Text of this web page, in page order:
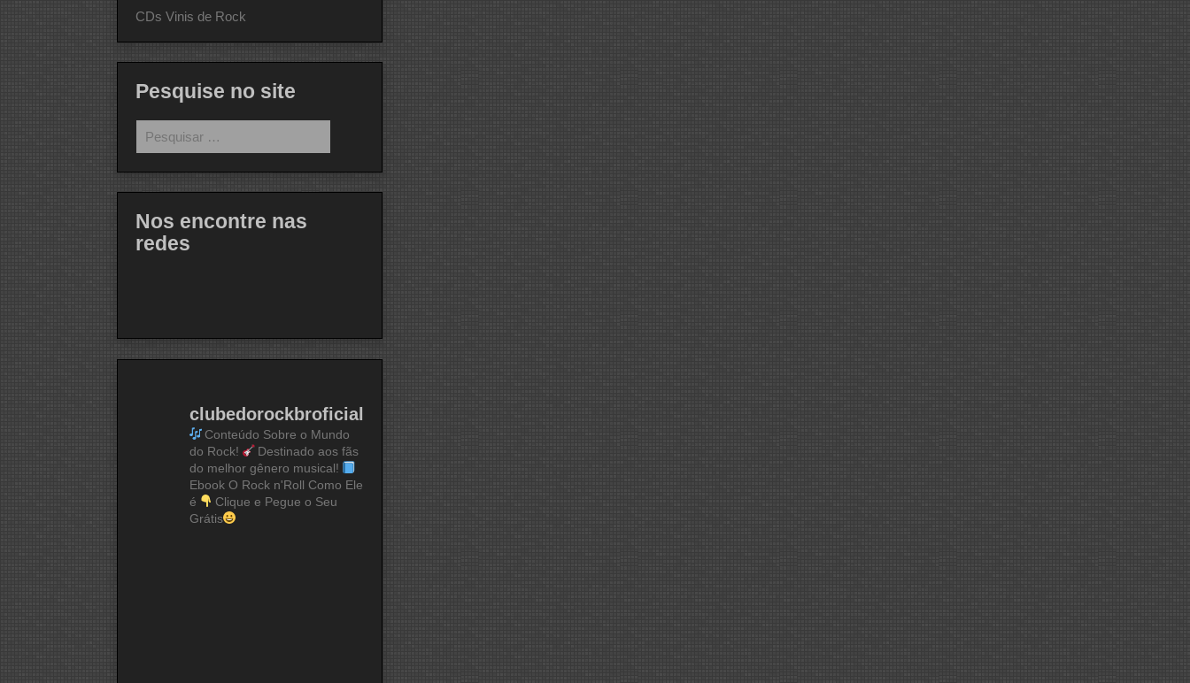
CDs Vinis de Rock
Pesquise no site
por:
Nos encontre nas
redes
clubedorockbroficial
Conteúdo Sobre o Mundo
do Rock!
Destinado aos fãs
do melhor gênero musical!
Ebook O Rock n'Roll Como Ele
é
Clique e Pegue o Seu
Grátis